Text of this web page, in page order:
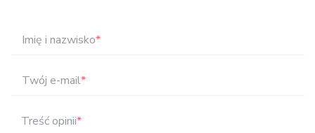
Imię i nazwisko*
Twój e-mail*
Treść opinii*